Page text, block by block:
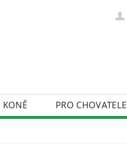
KONĚ
PRO CHOVATELE